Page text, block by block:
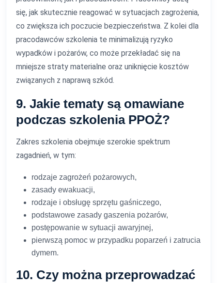
się, jak skutecznie reagować w sytuacjach zagrożenia,
co zwiększa ich poczucie bezpieczeństwa. Z kolei dla
pracodawców szkolenia te minimalizują ryzyko
wypadków i pożarów, co może przekładać się na
mniejsze straty materialne oraz uniknięcie kosztów
związanych z naprawą szkód.
9. Jakie tematy są omawiane
podczas szkolenia PPOŻ?
Zakres szkolenia obejmuje szerokie spektrum
zagadnień, w tym:
rodzaje zagrożeń pożarowych,
zasady ewakuacji,
rodzaje i obsługę sprzętu gaśniczego,
podstawowe zasady gaszenia pożarów,
postępowanie w sytuacji awaryjnej,
pierwszą pomoc w przypadku poparzeń i zatrucia
dymem.
10. Czy można przeprowadzać